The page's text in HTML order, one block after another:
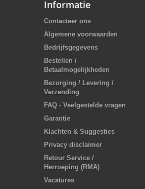
Informatie
Contacteer ons
Algemene voorwaarden
Bedrijfsgegevens
Bestellen /
Betaalmogelijkheden
Bezorging / Levering /
Verzending
FAQ - Veelgestelde vragen
Garantie
Klachten & Suggesties
Privacy disclaimer
Retour Service /
Herroeping (RMA)
Vacatures